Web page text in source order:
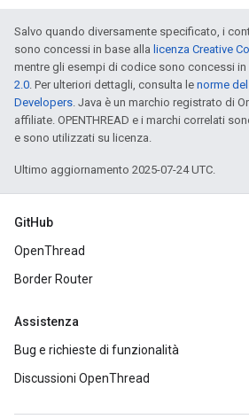
Salvo quando diversamente specificato, i
sono concessi in base alla licenza Creative
mentre gli esempi di codice sono concessi in
2.0. Per ulteriori dettagli, consulta le norme
Developers. Java è un marchio registrato di
affiliate. OPENTHREAD e i marchi correlati
e sono utilizzati su licenza.
Ultimo aggiornamento 2025-07-24 UTC.
GitHub
OpenThread
Border Router
Assistenza
Bug e richieste di funzionalità
Discussioni OpenThread